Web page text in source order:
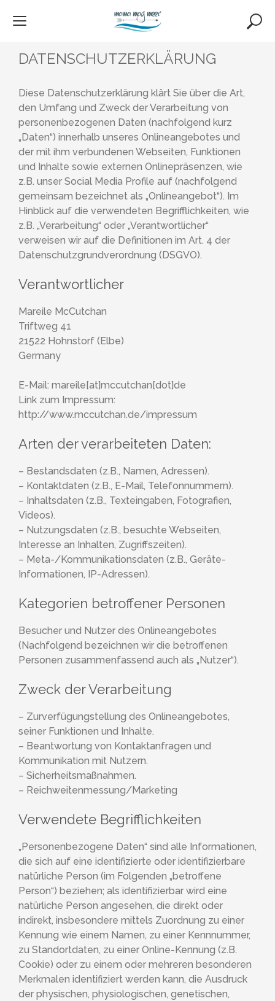
DATENSCHUTZERKLÄRUNG
Diese Datenschutzerklärung klärt Sie über die Art,
den Umfang und Zweck der Verarbeitung von
personenbezogenen Daten (nachfolgend kurz
„Daten“) innerhalb unseres Onlineangebotes und
der mit ihm verbundenen Webseiten, Funktionen
und Inhalte sowie externen Onlinepräsenzen, wie
z.B. unser Social Media Profile auf (nachfolgend
gemeinsam bezeichnet als „Onlineangebot“). Im
Hinblick auf die verwendeten Begrifflichkeiten, wie
z.B. „Verarbeitung“ oder „Verantwortlicher“
verweisen wir auf die Definitionen im Art. 4 der
Datenschutzgrundverordnung (DSGVO).
Verantwortlicher
Mareile McCutchan
Triftweg 41
21522 Hohnstorf (Elbe)
Germany
E-Mail: mareile[at]mccutchan[dot]de
Link zum Impressum:
http://www.mccutchan.de/impressum
Arten der verarbeiteten Daten:
– Bestandsdaten (z.B., Namen, Adressen).
– Kontaktdaten (z.B., E-Mail, Telefonnummern).
– Inhaltsdaten (z.B., Texteingaben, Fotografien,
Videos).
– Nutzungsdaten (z.B., besuchte Webseiten,
Interesse an Inhalten, Zugriffszeiten).
– Meta-/Kommunikationsdaten (z.B., Geräte-
Informationen, IP-Adressen).
Kategorien betroffener Personen
Besucher und Nutzer des Onlineangebotes
(Nachfolgend bezeichnen wir die betroffenen
Personen zusammenfassend auch als „Nutzer“).
Zweck der Verarbeitung
– Zurverfügungstellung des Onlineangebotes,
seiner Funktionen und Inhalte.
– Beantwortung von Kontaktanfragen und
Kommunikation mit Nutzern.
– Sicherheitsmaßnahmen.
– Reichweitenmessung/Marketing
Verwendete Begrifflichkeiten
„Personenbezogene Daten“ sind alle Informationen,
die sich auf eine identifizierte oder identifizierbare
natürliche Person (im Folgenden „betroffene
Person“) beziehen; als identifizierbar wird eine
natürliche Person angesehen, die direkt oder
indirekt, insbesondere mittels Zuordnung zu einer
Kennung wie einem Namen, zu einer Kennnummer,
zu Standortdaten, zu einer Online-Kennung (z.B.
Cookie) oder zu einem oder mehreren besonderen
Merkmalen identifiziert werden kann, die Ausdruck
der physischen, physiologischen, genetischen,